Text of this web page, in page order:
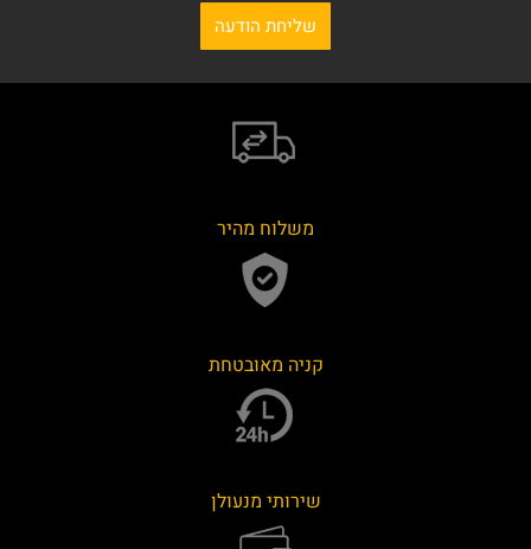
משלוח מהיר
קניה מאובטחת
שירותי מנעולן